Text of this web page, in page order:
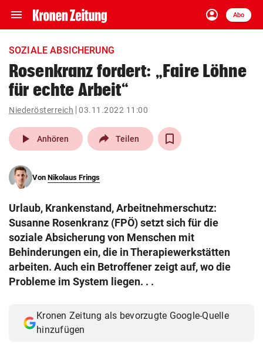
menu Navigation
ein-/ausklappen
account_circle
Anmelden
Abo
close Schließen
account_circle Anmelden
pin_drop
Wien arrow_right
search
eingeben
Muthgasse 2, 1190 Wien
SOZIALE ABSICHERUNG
Rosenkranz fordert: „Faire Löhne
für echte Arbeit“
Niederösterreich 03.11.2022 11:00
play_arrow Anhören Teilen
Von Nikolaus Frings
Urlaub, Krankenstand, Arbeitnehmerschutz:
Susanne Rosenkranz (FPÖ) setzt sich für die
soziale Absicherung von Menschen mit
Behinderungen ein, die in Therapiewerkstätten
arbeiten. Auch ein Betroffener zeigt auf, wo die
Probleme im System liegen. . .
Kronen Zeitung als bevorzugte Google-Quelle
hinzufügen